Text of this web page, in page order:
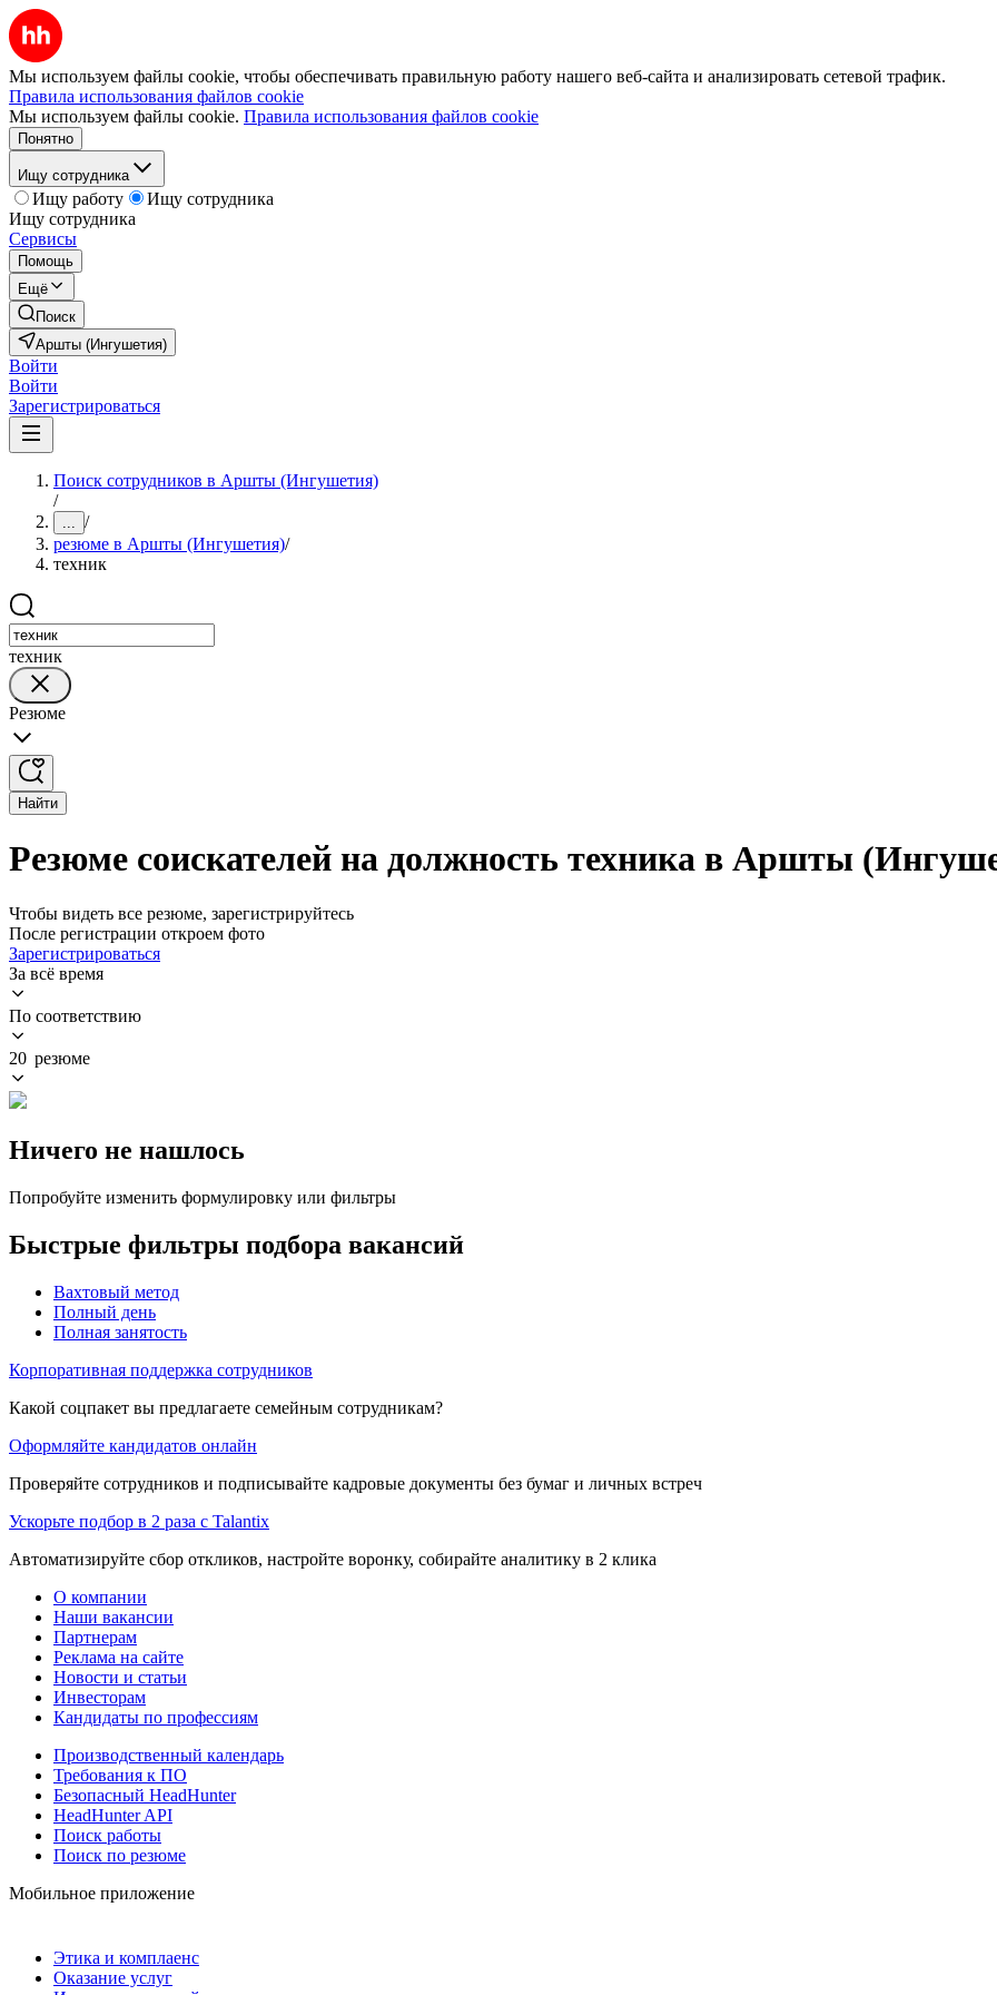
Мы используем файлы cookie, чтобы обеспечивать правильную работу нашего веб-сайта и анализировать сетевой трафик.
Правила использования файлов cookie
Мы используем файлы cookie. Правила использования файлов cookie
Понятно
Ищу сотрудника
Ищу работу
Ищу сотрудника
Ищу сотрудника
Сервисы
Помощь
Ещё
Поиск
Аршты (Ингушетия)
Войти
Войти
Зарегистрироваться
Поиск сотрудников в Аршты (Ингушетия)
/
... /
резюме в Аршты (Ингушетия)/
техник
техник
Резюме
Найти
Резюме соискателей на должность техника в Аршты
Чтобы видеть все резюме, зарегистрируйтесь
После регистрации откроем фото
Зарегистрироваться
За всё время
По соответствию
20 резюме
Ничего не нашлось
Попробуйте изменить формулировку или фильтры
Быстрые фильтры подбора вакансий
Вахтовый метод
Полный день
Полная занятость
Корпоративная поддержка сотрудников
Какой соцпакет вы предлагаете семейным сотрудникам?
Оформляйте кандидатов онлайн
Проверяйте сотрудников и подписывайте кадровые документы без бумаг и личных встреч
Ускорьте подбор в 2 раза с Talantix
Автоматизируйте сбор откликов, настройте воронку, собирайте аналитику в 2 клика
О компании
Наши вакансии
Партнерам
Реклама на сайте
Новости и статьи
Инвесторам
Кандидаты по профессиям
Производственный календарь
Требования к ПО
Безопасный HeadHunter
HeadHunter API
Поиск работы
Поиск по резюме
Мобильное приложение
Этика и комплаенс
Оказание услуг